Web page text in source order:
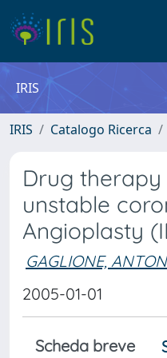
IRIS
IRIS Catalogo Ricerca
Drug
unstable
Angioplasty
GAGLIONE,
2005-01-01
Scheda breve